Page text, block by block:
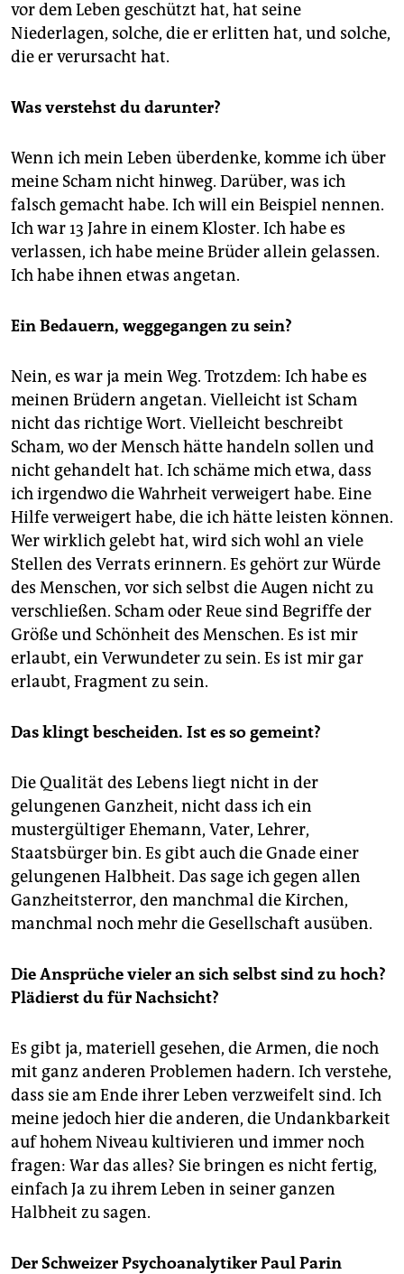
vor dem Leben geschützt hat, hat seine
Niederlagen, solche, die er erlitten hat, und solche,
die er verursacht hat.
Was verstehst du darunter?
Wenn ich mein Leben überdenke, komme ich über
meine Scham nicht hinweg. Darüber, was ich
falsch gemacht habe. Ich will ein Beispiel nennen.
Ich war 13 Jahre in einem Kloster. Ich habe es
verlassen, ich habe meine Brüder allein gelassen.
Ich habe ihnen etwas angetan.
Ein Bedauern, weggegangen zu sein?
Nein, es war ja mein Weg. Trotzdem: Ich habe es
meinen Brüdern angetan. Vielleicht ist Scham
nicht das richtige Wort. Vielleicht beschreibt
Scham, wo der Mensch hätte handeln sollen und
nicht gehandelt hat. Ich schäme mich etwa, dass
ich irgendwo die Wahrheit verweigert habe. Eine
Hilfe verweigert habe, die ich hätte leisten können.
Wer wirklich gelebt hat, wird sich wohl an viele
Stellen des Verrats erinnern. Es gehört zur Würde
des Menschen, vor sich selbst die Augen nicht zu
verschließen. Scham oder Reue sind Begriffe der
Größe und Schönheit des Menschen. Es ist mir
erlaubt, ein Verwundeter zu sein. Es ist mir gar
erlaubt, Fragment zu sein.
Das klingt bescheiden. Ist es so gemeint?
Die Qualität des Lebens liegt nicht in der
gelungenen Ganzheit, nicht dass ich ein
mustergültiger Ehemann, Vater, Lehrer,
Staatsbürger bin. Es gibt auch die Gnade einer
gelungenen Halbheit. Das sage ich gegen allen
Ganzheits­terror, den manchmal die Kirchen,
manchmal noch mehr die Gesellschaft ausüben.
Die Ansprüche vieler an sich selbst sind zu hoch?
Plädierst du für Nachsicht?
Es gibt ja, materiell gesehen, die Armen, die noch
mit ganz anderen Problemen hadern. Ich verstehe,
dass sie am Ende ihrer Leben verzweifelt sind. Ich
meine jedoch hier die anderen, die Undankbarkeit
auf hohem Niveau kultivieren und immer noch
fragen: War das alles? Sie bringen es nicht fertig,
einfach Ja zu ihrem Leben in seiner ganzen
Halbheit zu sagen.
Der Schweizer Psychoanalytiker Paul Parin